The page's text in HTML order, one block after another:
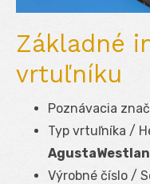
Základné
vrtuľníku
Poznávacia
Typ vrtuľníka /
Výrobné číslo /